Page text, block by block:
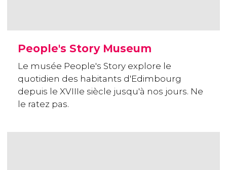
People's Story Museum
Le musée People's Story explore le
quotidien des habitants d'Edimbourg
depuis le XVIIIe siècle jusqu'à nos jours. Ne
le ratez pas.